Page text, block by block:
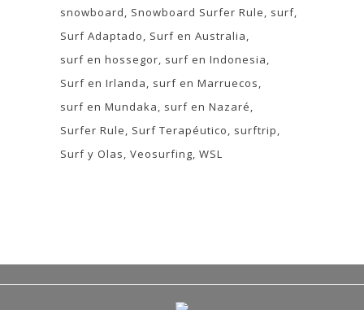
snowboard
Snowboard Surfer Rule
surf
Surf Adaptado
Surf en Australia
surf en hossegor surf en Indonesia
Surf en Irlanda
surf en Marruecos
surf en Mundaka
surf en Nazaré
Surfer Rule
Surf Terapéutico
surftrip
Surf y Olas Veosurfing WSL